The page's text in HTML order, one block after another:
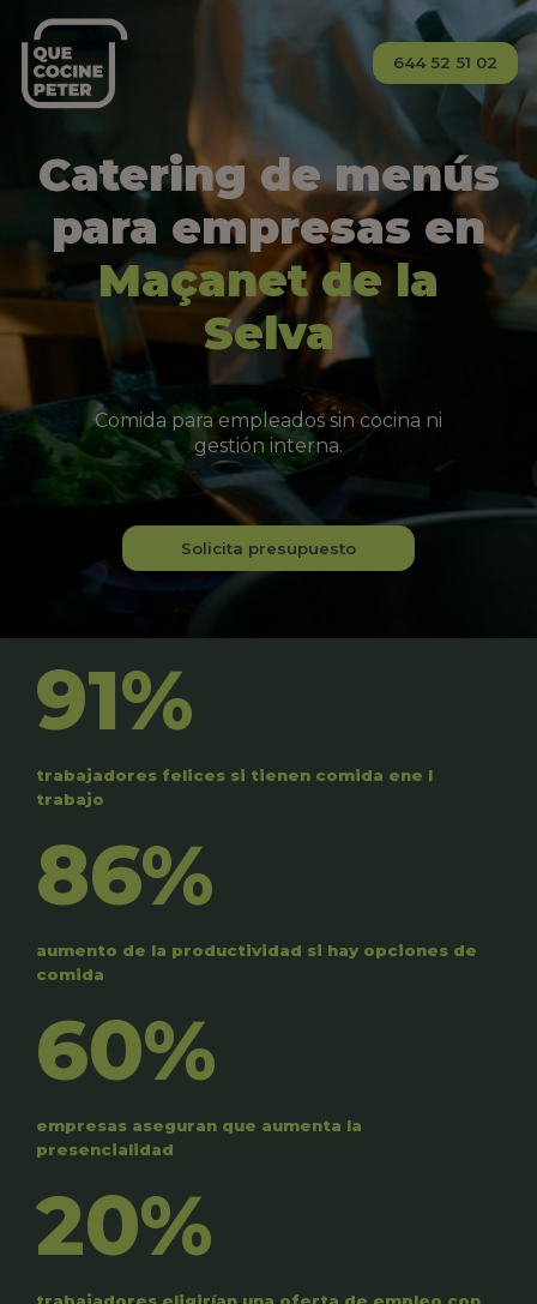
644 52 51 02
Catering de menús
para empresas en
Maçanet de la
Selva
Comida para empleados sin cocina ni
gestión interna.
Solicita presupuesto
91%
trabajadores felices si tienen comida ene l
trabajo
86%
aumento de la productividad si hay opciones de
comida
60%
empresas aseguran que aumenta la
presencialidad
20%